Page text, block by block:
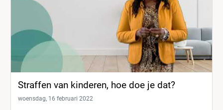
Straffen van kinderen, hoe doe je dat?
woensdag, 16 februari 2022